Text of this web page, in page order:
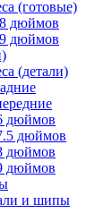
(готовые)
дюймов
дюймов
(детали)
дюймов
дюймов
дюймов
дюймов
и шипы